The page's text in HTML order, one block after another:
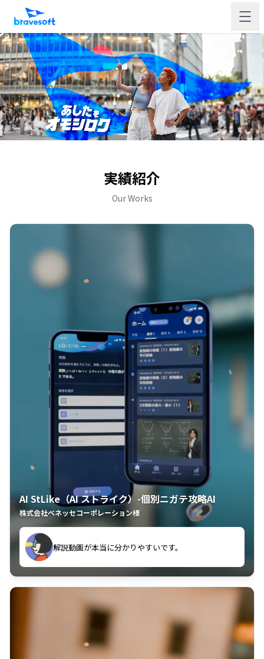
実績紹介
Our Works
AI StLike（AI ストライク）-個別ニガテ攻略AI
株式会社ベネッセコーポレーション様
古文漢文を主に使わせていただいているが、復習する
のに非常に役立っている。
解説動画が本当に分かりやすいです。